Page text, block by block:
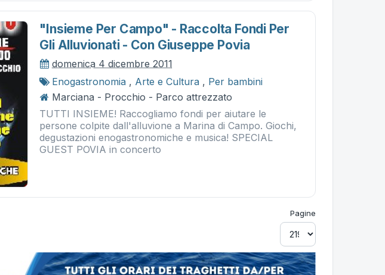
"insieme Per Campo" - Raccolta Fondi Per
Gli Alluvionati - Con Giuseppe Povia
domenica 4 dicembre 2011
Enogastronomia , Arte e Cultura , Per bambini
Marciana - Procchio - Parco attrezzato
TUTTI INSIEME! Raccogliamo fondi per aiutare le
persone colpite dall'alluvione a Marina di Campo. Giochi,
degustazioni enogastronomiche e musica! SPECIAL
GUEST POVIA in concerto
Pagine